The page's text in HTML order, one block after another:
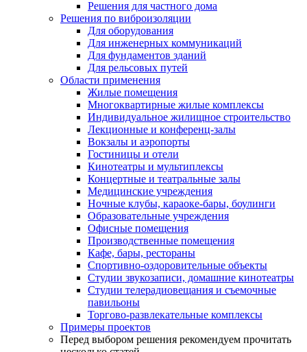
Решения для частного дома
Решения по виброизоляции
Для оборудования
Для инженерных коммуникаций
Для фундаментов зданий
Для рельсовых путей
Области применения
Жилые помещения
Многоквартирные жилые комплексы
Индивидуальное жилищное строительство
Лекционные и конференц-залы
Вокзалы и аэропорты
Гостиницы и отели
Кинотеатры и мультиплексы
Концертные и театральные залы
Медицинские учреждения
Ночные клубы, караоке-бары, боулинги
Образовательные учреждения
Офисные помещения
Производственные помещения
Кафе, бары, рестораны
Спортивно-оздоровительные объекты
Студии звукозаписи, домашние кинотеатры
Студии телерадиовещания и съемочные
павильоны
Торгово-развлекательные комплексы
Примеры проектов
Перед выбором решения рекомендуем прочитать